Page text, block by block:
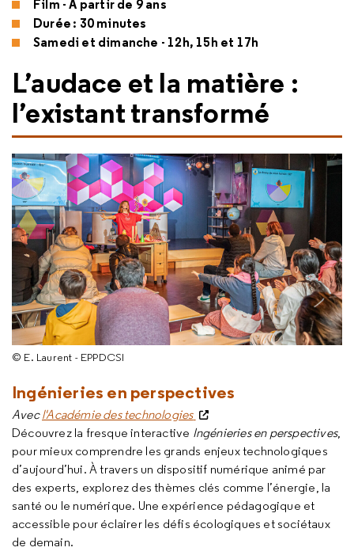
Film - À partir de 9 ans
Durée : 30 minutes
Samedi et dimanche - 12h, 15h et 17h
L’audace et la matière :
l’existant transformé
© E. Laurent - EPPDCSI
Ingénieries en perspectives
Avecl'Académie des technologies
Découvrez la fresque interactive Ingénieries en perspectives,
pour mieux comprendre les grands enjeux technologiques
d’aujourd’hui. À travers un dispositif numérique animé par
des experts, explorez des thèmes clés comme l’énergie, la
santé ou le numérique. Une expérience pédagogique et
accessible pour éclairer les défis écologiques et sociétaux
de demain.